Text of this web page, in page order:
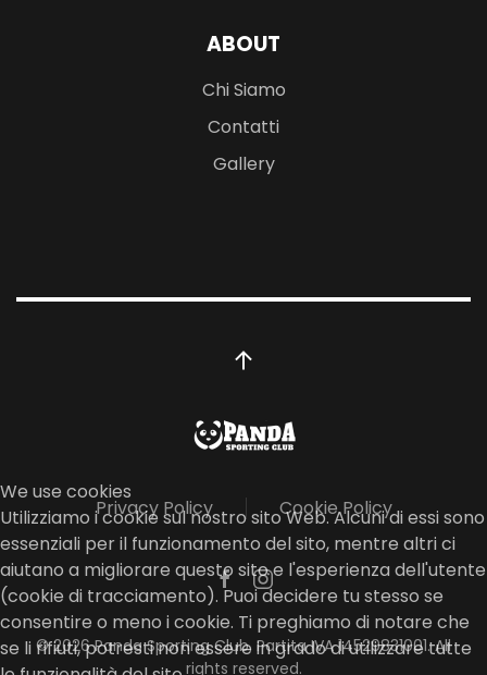
ABOUT
Chi Siamo
Contatti
Gallery
Privacy Policy Cookie Policy
©2026Panda Sporting Club. Partita IVA 14529831001. All
rights reserved.
We use cookies
Utilizziamo i cookie sul nostro sito Web. Alcuni di essi sono
essenziali per il funzionamento del sito, mentre altri ci
aiutano a migliorare questo sito e l'esperienza dell'utente
(cookie di tracciamento). Puoi decidere tu stesso se
consentire o meno i cookie. Ti preghiamo di notare che
se li rifiuti, potresti non essere in grado di utilizzare tutte